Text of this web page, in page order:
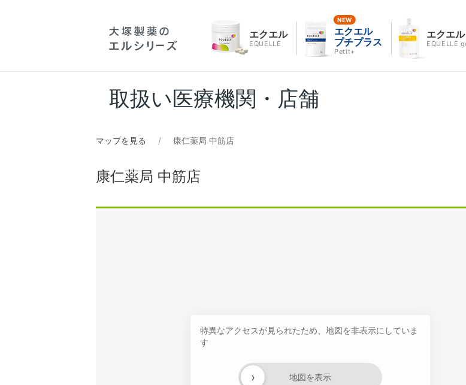
エクエル
EQUELLE
エクエル
プチプラス
Petit+
エクエ
EQUELLE
取扱い医療機関・店舗
マップを見る 康仁薬局 中筋店
康仁薬局 中筋店
特異なアクセスが見られたため、地図を非表示にしていま
す
地図を表示
›